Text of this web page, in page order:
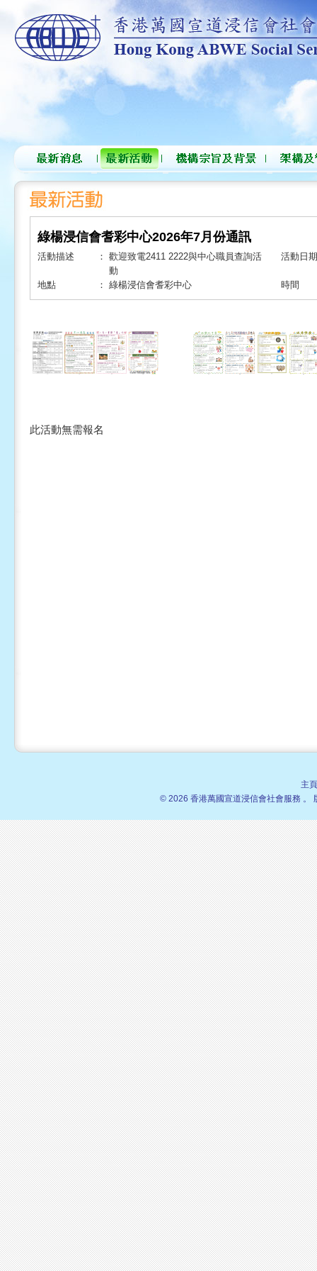
綠楊浸信會耆彩中心2026年7月份通訊
活動描述 ： 歡迎致電2411 2222與中心職員查詢活
動
地點
： 綠楊浸信會耆彩中心
活動日期
時間
此活動無需報名
主頁
© 2026 香港萬國宣道浸信會社會服務 。